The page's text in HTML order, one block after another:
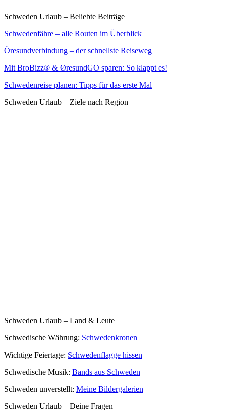
Schweden Urlaub – Beliebte Beiträge
Schwedenfähre – alle Routen im Überblick
Öresundverbindung – der schnellste Reiseweg
Mit BroBizz® & ØresundGO sparen: So klappt es!
Schwedenreise planen: Tipps für das erste Mal
Schweden Urlaub – Ziele nach Region
Schweden Urlaub – Land & Leute
Schwedische Währung: Schwedenkronen
Wichtige Feiertage: Schwedenflagge hissen
Schwedische Musik: Bands aus Schweden
Schweden unverstellt: Meine Bildergalerien
Schweden Urlaub – Deine Fragen